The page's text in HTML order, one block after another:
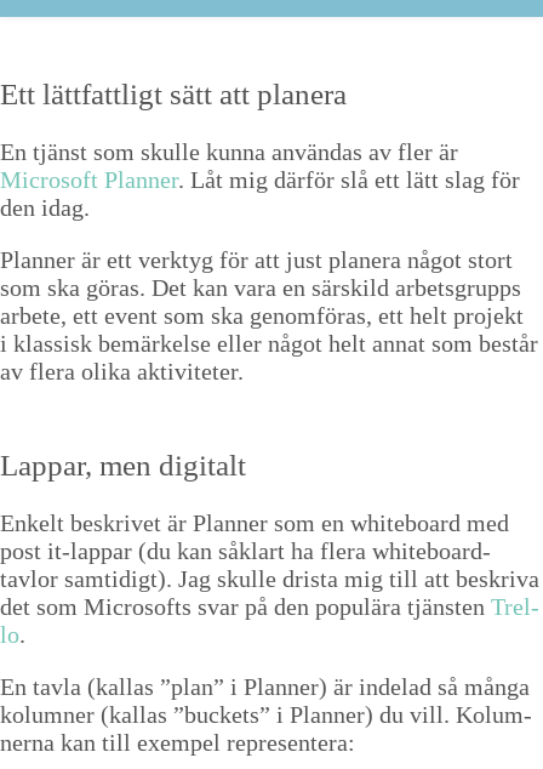
Ett lät­tfat­tligt sätt att planera
En tjänst som skulle kun­na använ­das av fler är
Microsoft Plan­ner. Låt mig där­för slå ett lätt slag för
den idag.
Plan­ner är ett verk­tyg för att just plan­era något stort
som ska göras. Det kan vara en särskild arbets­grup­ps
arbete, ett event som ska genom­föras, ett helt pro­jekt
i klas­sisk bemärkelse eller något helt annat som består
av flera oli­ka aktiviteter.
Lap­par, men digitalt
Enkelt beskriv­et är Plan­ner som en white­board med
post it-lap­par (du kan såk­lart ha flera white­board-
tavlor sam­tidigt). Jag skulle drista mig till att beskri­va
det som Microsofts svar på den pop­ulära tjän­sten Trel­
lo.
En tavla (kallas ”plan” i Plan­ner) är inde­lad så mån­ga
kolum­n­er (kallas ”buck­ets” i Plan­ner) du vill. Kolum­
n­er­na kan till exem­pel representera: